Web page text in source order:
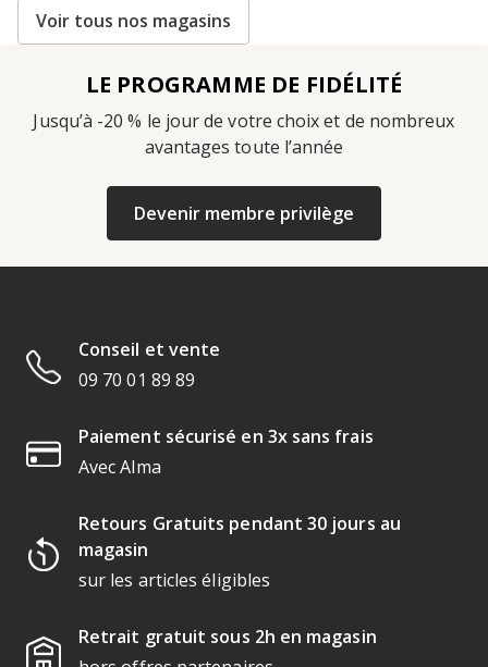
Voir tous nos magasins
LE PROGRAMME DE FIDÉLITÉ
Jusqu’à -20 % le jour de votre choix et de nombreux
avantages toute l’année
Devenir membre privilège
Conseil et vente
09 70 01 89 89
Paiement sécurisé en 3x sans frais
Avec Alma
Retours Gratuits pendant 30 jours au
magasin
sur les articles éligibles
Retrait gratuit sous 2h en magasin